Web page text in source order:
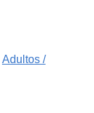
Adultos /